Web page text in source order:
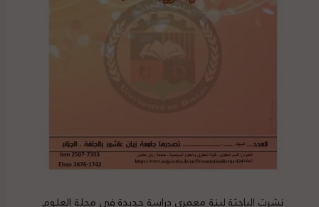
نشرت الباحثة لبنة معمري دراسة جديدة في مجلة العلوم